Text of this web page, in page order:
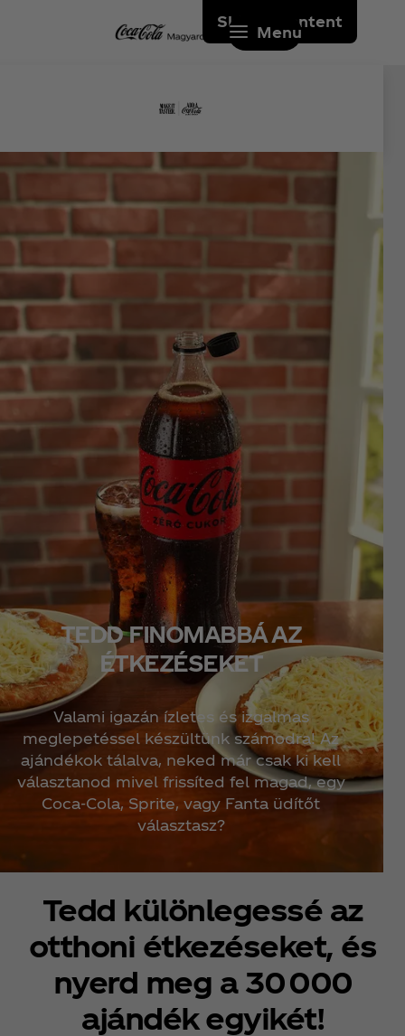
Skip to content
Menu
TEDD FINOMABBÁ AZ
ÉTKEZÉSEKET
Valami igazán ízletes és izgalmas
meglepetéssel készültünk számodra! Az
ajándékok tálalva, neked már csak ki kell
választanod mivel frissíted fel magad, egy
Coca‑Cola, Sprite, vagy Fanta üdítőt
választasz?
Tedd különlegessé az
otthoni étkezéseket, és
nyerd meg a 30 000
ajándék egyikét!